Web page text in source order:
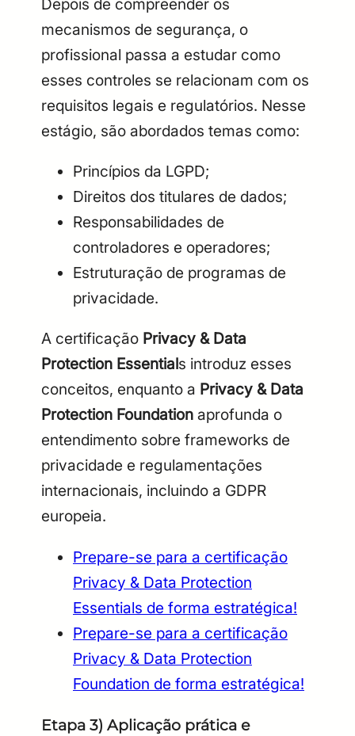
Depois de compreender os
mecanismos de segurança, o
profissional passa a estudar como
esses controles se relacionam com os
requisitos legais e regulatórios. Nesse
estágio, são abordados temas como:
Princípios da LGPD;
Direitos dos titulares de dados;
Responsabilidades de
controladores e operadores;
Estruturação de programas de
privacidade.
A certificação Privacy & Data
Protection Essentials introduz esses
conceitos, enquanto a Privacy & Data
Protection Foundation aprofunda o
entendimento sobre frameworks de
privacidade e regulamentações
internacionais, incluindo a GDPR
europeia.
Prepare-se para a certificação
Privacy & Data Protection
Essentials de forma estratégica!
Prepare-se para a certificação
Privacy & Data Protection
Foundation de forma estratégica!
Etapa 3) Aplicação prática e